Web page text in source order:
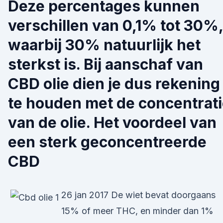
Deze percentages kunnen
verschillen van 0,1% tot 30%,
waarbij 30% natuurlijk het
sterkst is. Bij aanschaf van
CBD olie dien je dus rekening
te houden met de
van de olie. Het voordeel van
een sterk geconcentreerde
CBD
26 jan 2017 De wiet bevat doorgaans
15% of meer THC, en minder dan 1%